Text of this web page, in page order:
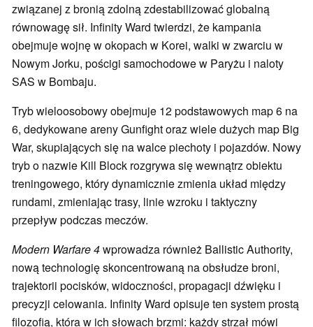
związanej z bronią zdolną zdestabilizować globalną
równowagę sił. Infinity Ward twierdzi, że kampania
obejmuje wojnę w okopach w Korei, walki w zwarciu w
Nowym Jorku, pościgi samochodowe w Paryżu i naloty
SAS w Bombaju.
Tryb wieloosobowy obejmuje 12 podstawowych map 6 na
6, dedykowane areny Gunfight oraz wiele dużych map Big
War, skupiających się na walce piechoty i pojazdów. Nowy
tryb o nazwie Kill Block rozgrywa się wewnątrz obiektu
treningowego, który dynamicznie zmienia układ między
rundami, zmieniając trasy, linie wzroku i taktyczny
przepływ podczas meczów.
Modern Warfare 4wprowadza również Ballistic Authority,
nową technologię skoncentrowaną na obsłudze broni,
trajektorii pocisków, widoczności, propagacji dźwięku i
precyzji celowania. Infinity Ward opisuje ten system prostą
filozofią, która w ich słowach brzmi: każdy strzał mówi